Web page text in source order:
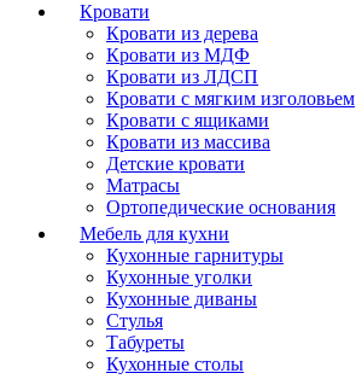
Кровати
Кровати из дерева
Кровати из МДФ
Кровати из ЛДСП
Кровати с мягким изголовьем
Кровати с ящиками
Кровати из массива
Детские кровати
Матрасы
Ортопедические основания
Мебель для кухни
Кухонные гарнитуры
Кухонные уголки
Кухонные диваны
Стулья
Табуреты
Кухонные столы